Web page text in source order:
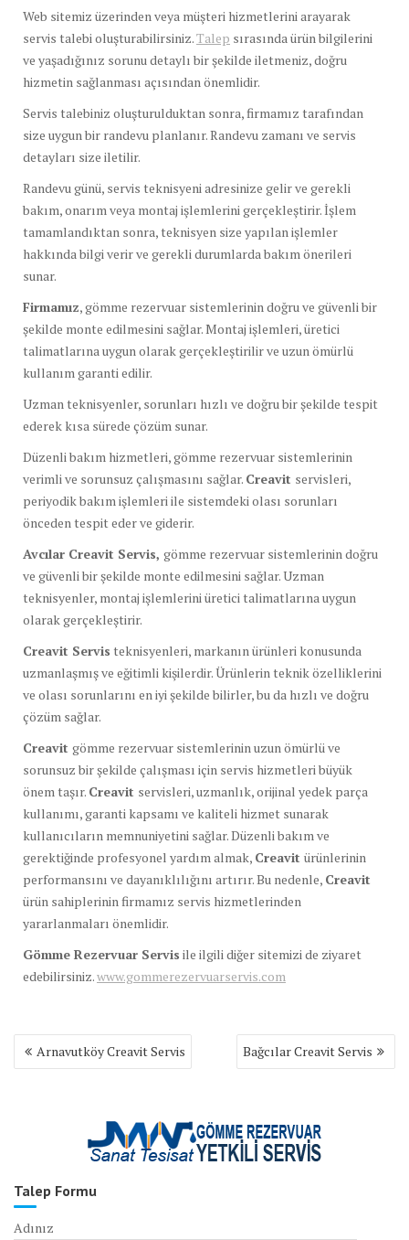
Web sitemiz üzerinden veya müşteri hizmetlerini arayarak
servis talebi oluşturabilirsiniz.Talep sırasında ürün bilgilerini
ve yaşadığınız sorunu detaylı bir şekilde iletmeniz, doğru
hizmetin sağlanması açısından önemlidir.
Servis talebiniz oluşturulduktan sonra, firmamız tarafından
size uygun bir randevu planlanır. Randevu zamanı ve servis
detayları size iletilir.
Randevu günü, servis teknisyeni adresinize gelir ve gerekli
bakım, onarım veya montaj işlemlerini gerçekleştirir. İşlem
tamamlandıktan sonra, teknisyen size yapılan işlemler
hakkında bilgi verir ve gerekli durumlarda bakım önerileri
sunar.
Firmamız, gömme rezervuar sistemlerinin doğru ve güvenli bir
şekilde monte edilmesini sağlar. Montaj işlemleri, üretici
talimatlarına uygun olarak gerçekleştirilir ve uzun ömürlü
kullanım garanti edilir.
Uzman teknisyenler, sorunları hızlı ve doğru bir şekilde tespit
ederek kısa sürede çözüm sunar.
Düzenli bakım hizmetleri, gömme rezervuar sistemlerinin
verimli ve sorunsuz çalışmasını sağlar. Creavit servisleri,
periyodik bakım işlemleri ile sistemdeki olası sorunları
önceden tespit eder ve giderir.
Avcılar Creavit Servis, gömme rezervuar sistemlerinin doğru
ve güvenli bir şekilde monte edilmesini sağlar. Uzman
teknisyenler, montaj işlemlerini üretici talimatlarına uygun
olarak gerçekleştirir.
Creavit Servis teknisyenleri, markanın ürünleri konusunda
uzmanlaşmış ve eğitimli kişilerdir. Ürünlerin teknik özelliklerini
ve olası sorunlarını en iyi şekilde bilirler, bu da hızlı ve doğru
çözüm sağlar.
Creavit gömme rezervuar sistemlerinin uzun ömürlü ve
sorunsuz bir şekilde çalışması için servis hizmetleri büyük
önem taşır. Creavit servisleri, uzmanlık, orijinal yedek parça
kullanımı, garanti kapsamı ve kaliteli hizmet sunarak
kullanıcıların memnuniyetini sağlar. Düzenli bakım ve
gerektiğinde profesyonel yardım almak, Creavit ürünlerinin
performansını ve dayanıklılığını artırır. Bu nedenle, Creavit
ürün sahiplerinin firmamız servis hizmetlerinden
yararlanmaları önemlidir.
Gömme Rezervuar Servis ile ilgili diğer sitemizi de ziyaret
edebilirsiniz.www.gommerezervuarservis.com
Yazı
gezinmesi
Arnavutköy Creavit Servis Bağcılar Creavit Servis
Talep Formu
Adınız